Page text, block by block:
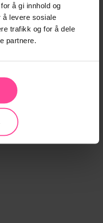
å gi innhold og
å levere sosiale
trafikk og for å dele
partnere.